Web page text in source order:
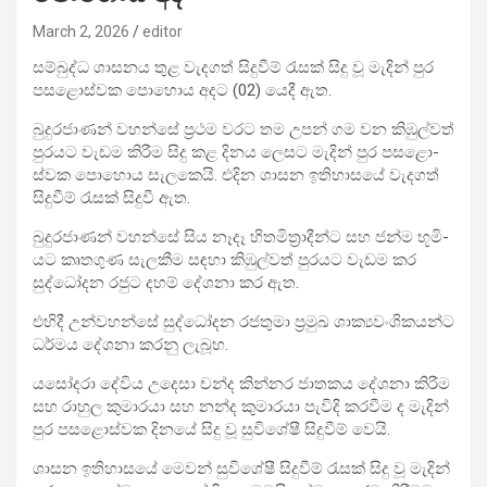
March 2, 2026 editor
සම්බුද්ධ ශාස­නය තුළ වැද­ගත් සිදු­වීම් රැසක් සිදු වූ මැදින් පුර
පස­ළො­ස්වක පොහොය අදට (02) යෙදී ඇත.
බුදු­ර­ජා­ණන් වහන්සේ ප්‍රථම වරට තම උපන් ගම වන කිඹු­ල්වත්
පුර­යට වැඩම කිරීම සිදු කළ දිනය ලෙසට මැදින් පුර පස­ළො­
ස්වක පොහොය සැල­කෙයි. එදින ශාසන ඉති­හා­සයේ වැද­ගත්
සිදු­වීම් රැසක් සිදුවී ඇත.
බුදු­ර­ජා­ණන් වහන්සේ සිය නෑදෑ හිත­මි­ත්‍රා­දීන්ට සහ ජන්ම භූමි­
යට කෘත­ගුණ සැල­කීම සඳහා කිඹු­ල්වත් පුර­යට වැඩම කර
සුද්ධෝ­දන රජුට දහම් දේශනා කර ඇත.
එහිදී උන්ව­හන්සේ සුද්ධෝ­දන රජ­තුමා ප්‍රමුඛ ශාක්‍ය­වං­ශි­ක­යන්ට
ධර්මය දේශනා කරනු ලැබූහ.
යසෝ­දරා දේවිය උදෙසා චන්ද කින්නර ජාත­කය දේශනා කිරීම
සහ රාහුල කුමා­රයා සහ නන්ද කුමා­රයා පැවිදි කර­වීම ද මැදින්
පුර පස­ළො­ස්වක දිනයේ සිදු වූ සුවි­ශේෂී සිදු­වීම් වෙයි.
ශාසන ඉති­හා­සයේ මෙවන් සුවි­ශේෂී සිදු­වීම් රැසක් සිදු වූ මැදින්